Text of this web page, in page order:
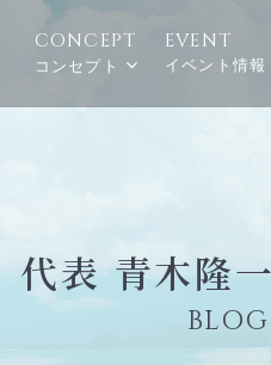
CONCEPT
コンセプト
EVENT
イベント情報
代表 青木隆
BLOG